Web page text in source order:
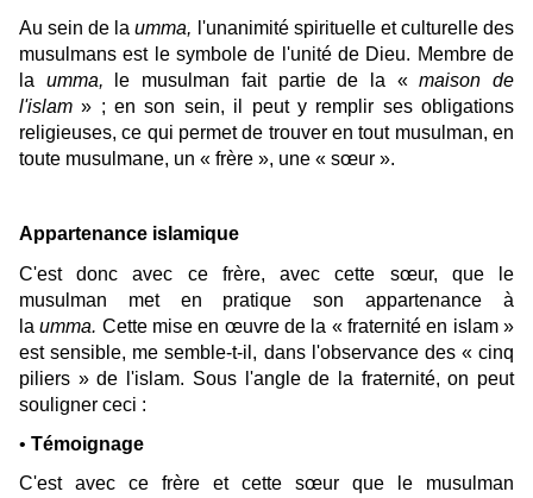
Au sein de laumma, l'unanimité spirituelle et culturelle des
musulmans est le symbole de l'unité de Dieu. Membre de
la umma, le musulman fait partie de la «maison de
l'islam » ; en son sein, il peut y remplir ses obligations
religieuses, ce qui permet de trouver en tout musulman, en
toute musulmane, un « frère », une « sœur ».
Appartenance islamique
C'est donc avec ce frère, avec cette sœur, que le
musulman met en pratique son appartenance à
laumma. Cette mise en œuvre de la « fraternité en islam »
est sensible, me semble-t-il, dans l'observance des « cinq
piliers » de l'islam. Sous l'angle de la fraternité, on peut
souligner ceci :
• Témoignage
C'est avec ce frère et cette sœur que le musulman